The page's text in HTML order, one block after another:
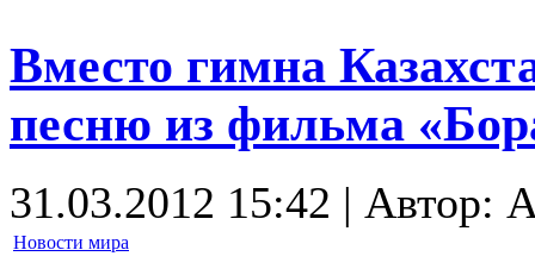
Вместо гимна
песню из фильма
31.03.2012 15:42 | Автор:
Новости мира